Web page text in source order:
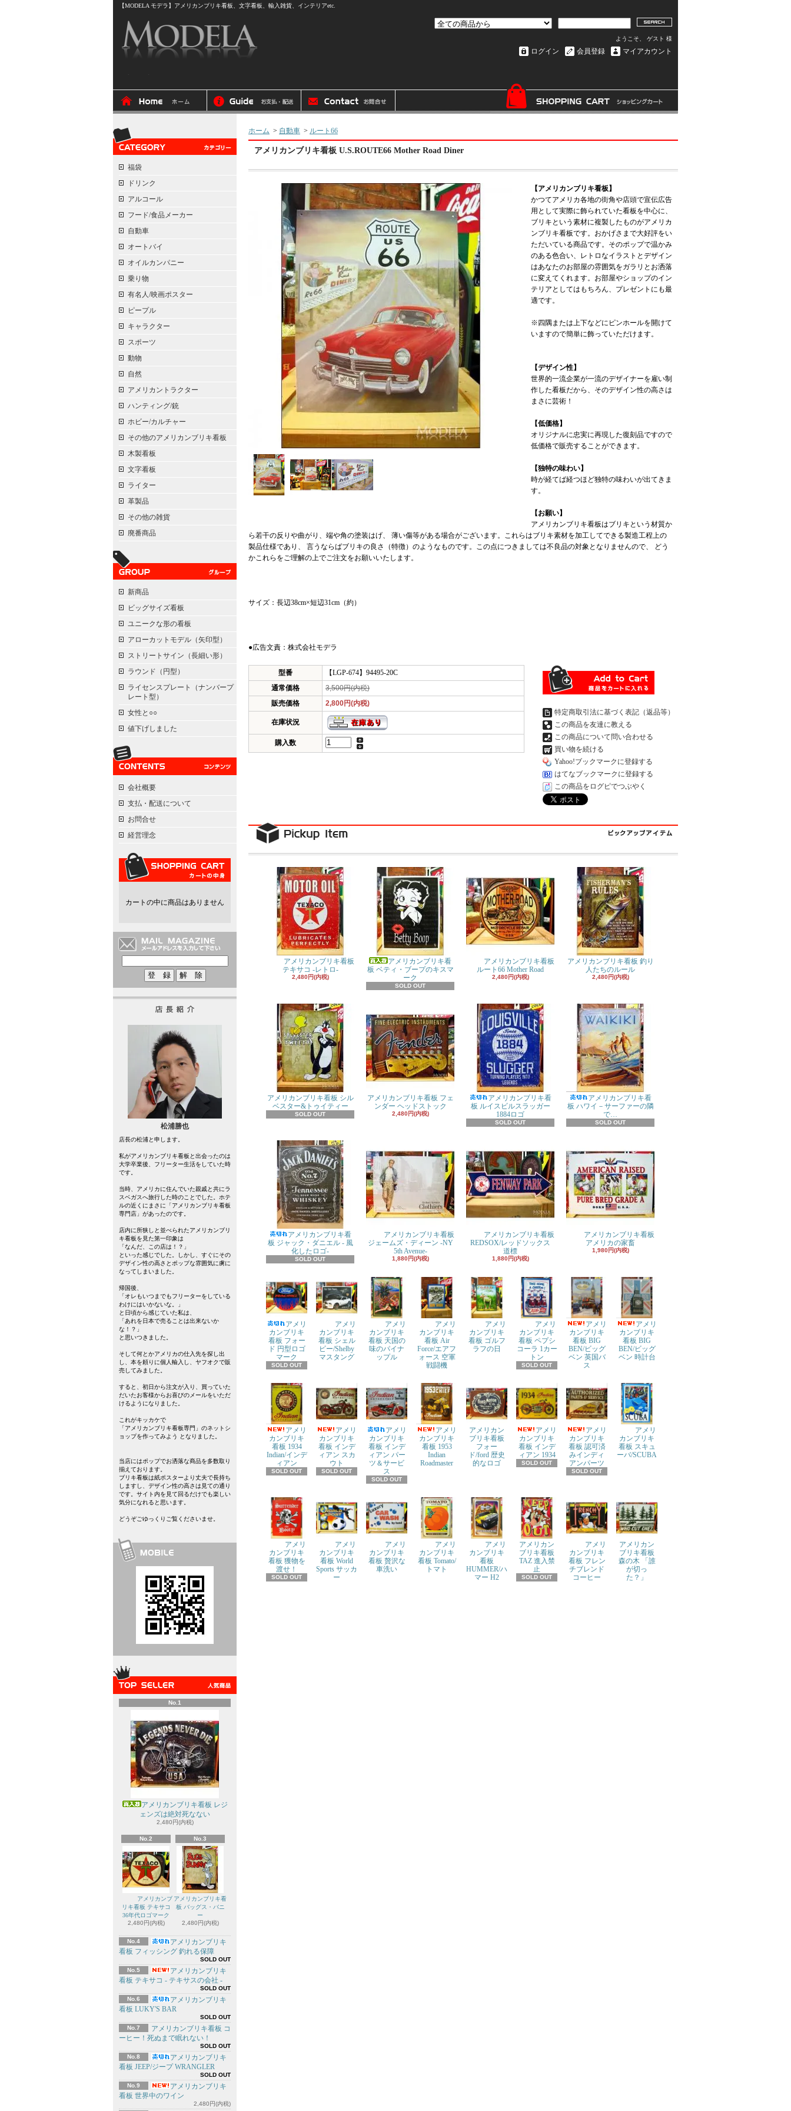
【MODELA モデラ】アメリカンブリキ看板、文字看板、輸入雑貨、インテリアetc.
ようこそ、 ゲスト 様
マイアカウント
会員登録
ログイン
福袋
ドリンク
アルコール
フード/食品メーカー
自動車
オートバイ
オイルカンパニー
乗り物
有名人/映画ポスター
ピープル
キャラクター
スポーツ
動物
自然
アメリカントラクター
ハンティング/銃
ホビー/カルチャー
その他のアメリカンブリキ看板
木製看板
文字看板
ライター
革製品
その他の雑貨
廃番商品
新商品
ビッグサイズ看板
ユニークな形の看板
アローカットモデル（矢印型）
ストリートサイン（長細い形）
ラウンド（円型）
ライセンスプレート（ナンバープ
レート型）
女性と○○
値下げしました
会社概要
支払・配送について
お問合せ
経営理念
カートの中に商品はありません
松浦勝也
店長の松浦と申します。
私がアメリカンブリキ看板と出会ったのは
大学卒業後、フリーター生活をしていた時
です。
当時、アメリカに住んでいた親戚と共にラ
スベガスへ旅行した時のことでした。ホテ
ルの近くにまさに「アメリカンブリキ看板
専門店」があったのです。
店内に所狭しと並べられたアメリカンブリ
キ看板を見た第一印象は
「なんだ、この店は！？」
といった感じでした。しかし、すぐにその
デザイン性の高さとポップな雰囲気に虜に
なってしまいました。
帰国後、
「オレもいつまでもフリーターをしている
わけにはいかないな。」
と日頃から感じていた私は、
「あれを日本で売ることは出来ないか
な！？」
と思いつきました。
そして何とかアメリカの仕入先を探し出
し、本を頼りに個人輸入し、ヤフオクで販
売してみました。
すると、初日から注文が入り、買っていた
だいたお客様からお喜びのメールをいただ
けるようになりました。
これがキッカケで
「アメリカンブリキ看板専門」のネットシ
ョップを作ってみよう となりました。
当店にはポップでお洒落な商品を多数取り
揃えております。
ブリキ看板は紙ポスターより丈夫で長持ち
しますし、デザイン性の高さは見ての通り
です。サイト内を見て回るだけでも楽しい
気分になれると思います。
どうぞごゆっくりご覧くださいませ。
No.1
アメリカンブリキ看板 レジ
ェンズは絶対死なない
2,480円(内税)
No.2
アメリカンブ
リキ看板 テキサコ
36年代ロゴマーク
2,480円(内税)
No.3
アメリカンブリキ看
板 バッグス・バニ
ー
2,480円(内税)
No.4
アメリカンブリキ
看板 フィッシング 釣れる保障
SOLD OUT
No.5
アメリカンブリキ
看板 テキサコ - テキサスの会社 -
SOLD OUT
No.6
アメリカンブリキ
看板 LUKY'S BAR
SOLD OUT
No.7
アメリカンブリキ看板 コ
ーヒー！死ぬまで眠れない！
SOLD OUT
No.8
アメリカンブリキ
看板 JEEP/ジープ WRANGLER
SOLD OUT
No.9
アメリカンブリキ
看板 世界中のワイン
2,480円(内税)
ホーム > 自動車 > ルート66
アメリカンブリキ看板 U.S.ROUTE66 Mother Road Diner
【アメリカンブリキ看板】
かつてアメリカ各地の街角や店頭で宣伝広告
用として実際に飾られていた看板を中心に、
ブリキという素材に複製したものがアメリカ
ンブリキ看板です。おかげさまで大好評をい
ただいている商品です。そのポップで温かみ
のある色合い、レトロなイラストとデザイン
はあなたのお部屋の雰囲気をガラリとお洒落
に変えてくれます。お部屋やショップのイン
テリアとしてはもちろん、プレゼントにも最
適です。
※四隅または上下などにピンホールを開けて
いますので簡単に飾っていただけます。
【デザイン性】
世界的一流企業が一流のデザイナーを雇い制
作した看板だから、そのデザイン性の高さは
まさに芸術！
【低価格】
オリジナルに忠実に再現した復刻品ですので
低価格で販売することができます。
【独特の味わい】
時が経てば経つほど独特の味わいが出てきま
す。
【お願い】
アメリカンブリキ看板はブリキという材質か
ら若干の反りや曲がり、端や角の塗装はげ、 薄い傷等がある場合がございます。これらはブリキ素材を加工してできる製造工程上の
製品仕様であり、 言うならばブリキの良さ（特徴）のようなものです。この点につきましては不良品の対象となりませんので、 どう
かこれらをご理解の上でご注文をお願いいたします。
サイズ：長辺38cm×短辺31cm（約）
●広告文責：株式会社モデラ
型番
【LGP-674】94495-20C
通常価格
3,500円(内税)
販売価格
2,800円(内税)
在庫状況
購入数
特定商取引法に基づく表記（返品等）
この商品を友達に教える
この商品について問い合わせる
買い物を続ける
Yahoo!ブックマークに登録する
はてなブックマークに登録する
この商品をログピでつぶやく
アメリカンブリキ看板
テキサコ -レトロ-
2,480円(内税)
アメリカンブリキ看
板 ベティ・ブープのキスマ
ーク
SOLD OUT
アメリカンブリキ看板
ルート66 Mother Road
2,480円(内税)
アメリカンブリキ看板 釣り
人たちのルール
2,480円(内税)
アメリカンブリキ看板 シル
ベスター&トゥイティー
SOLD OUT
アメリカンブリキ看板 フェ
ンダー ヘッドストック
2,480円(内税)
アメリカンブリキ看
板 ルイスビルスラッガー
1884ロゴ
SOLD OUT
アメリカンブリキ看
板 ハワイ－サーファーの隣
で…
SOLD OUT
アメリカンブリキ看
板 ジャック・ダニエル - 風
化したロゴ-
SOLD OUT
アメリカンブリキ看板
ジェームズ・ディーン -NY
5th Avenue-
1,880円(内税)
アメリカンブリキ看板
REDSOX/レッドソックス
道標
1,880円(内税)
アメリカンブリキ看板
アメリカの家畜
1,980円(内税)
アメリ
カンブリキ
看板 フォー
ド 円型ロゴ
マーク
SOLD OUT
アメリ
カンブリキ
看板 シェル
ビー/Shelby
マスタング
アメリ
カンブリキ
看板 天国の
味のパイナ
ップル
アメリ
カンブリキ
看板 Air
Force/エアフ
ォース 空軍
戦闘機
アメリ
カンブリキ
看板 ゴルフ
ラフの日
アメリ
カンブリキ
看板 ペプシ
コーラ 1カー
トン
SOLD OUT
アメリ
カンブリキ
看板 BIG
BEN/ビッグ
ベン 英国バ
ス
アメリ
カンブリキ
看板 BIG
BEN/ビッグ
ベン 時計台
アメリ
カンブリキ
看板 1934
Indian/インデ
ィアン
SOLD OUT
アメリ
カンブリキ
看板 インデ
ィアン スカ
ウト
SOLD OUT
アメリ
カンブリキ
看板 インデ
ィアン パー
ツ＆サービ
ス
SOLD OUT
アメリ
カンブリキ
看板 1953
Indian
Roadmaster
アメリカン
ブリキ看板
フォー
ド/ford 歴史
的なロゴ
アメリ
カンブリキ
看板 インデ
ィアン 1934
SOLD OUT
アメリ
カンブリキ
看板 認可済
みインディ
アンパーツ
SOLD OUT
アメリ
カンブリキ
看板 スキュ
ーバ/SCUBA
アメリ
カンブリキ
看板 獲物を
渡せ！
SOLD OUT
アメリ
カンブリキ
看板 World
Sports サッカ
ー
アメリ
カンブリキ
看板 贅沢な
車洗い
アメリ
カンブリキ
看板 Tomato/
トマト
アメリ
カンブリキ
看板
HUMMER/ハ
マー H2
アメリカン
ブリキ看板
TAZ 進入禁
止
SOLD OUT
アメリ
カンブリキ
看板 フレン
チブレンド
コーヒー
アメリカン
ブリキ看板
森の木 「誰
が切っ
た？」